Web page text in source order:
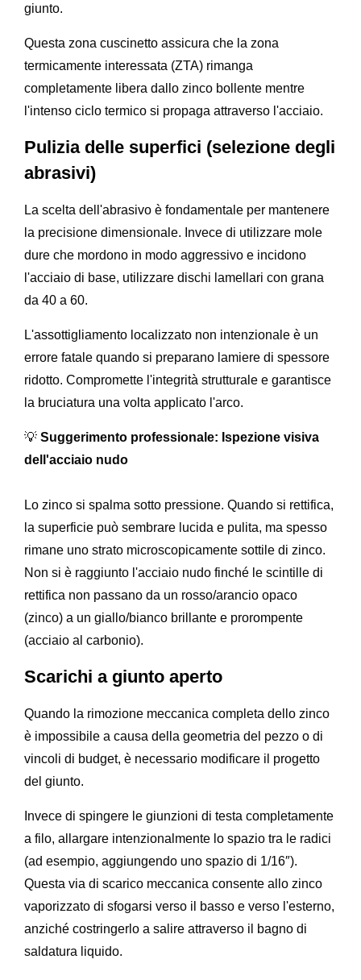
giunto.
Questa zona cuscinetto assicura che la zona
termicamente interessata (ZTA) rimanga
completamente libera dallo zinco bollente mentre
l'intenso ciclo termico si propaga attraverso l'acciaio.
Pulizia delle superfici (selezione degli
abrasivi)
La scelta dell'abrasivo è fondamentale per mantenere
la precisione dimensionale. Invece di utilizzare mole
dure che mordono in modo aggressivo e incidono
l'acciaio di base, utilizzare dischi lamellari con grana
da 40 a 60.
L'assottigliamento localizzato non intenzionale è un
errore fatale quando si preparano lamiere di spessore
ridotto. Compromette l'integrità strutturale e garantisce
la bruciatura una volta applicato l'arco.
💡 Suggerimento professionale: Ispezione visiva
dell'acciaio nudo
Lo zinco si spalma sotto pressione. Quando si rettifica,
la superficie può sembrare lucida e pulita, ma spesso
rimane uno strato microscopicamente sottile di zinco.
Non si è raggiunto l'acciaio nudo finché le scintille di
rettifica non passano da un rosso/arancio opaco
(zinco) a un giallo/bianco brillante e prorompente
(acciaio al carbonio).
Scarichi a giunto aperto
Quando la rimozione meccanica completa dello zinco
è impossibile a causa della geometria del pezzo o di
vincoli di budget, è necessario modificare il progetto
del giunto.
Invece di spingere le giunzioni di testa completamente
a filo, allargare intenzionalmente lo spazio tra le radici
(ad esempio, aggiungendo uno spazio di 1/16″).
Questa via di scarico meccanica consente allo zinco
vaporizzato di sfogarsi verso il basso e verso l'esterno,
anziché costringerlo a salire attraverso il bagno di
saldatura liquido.